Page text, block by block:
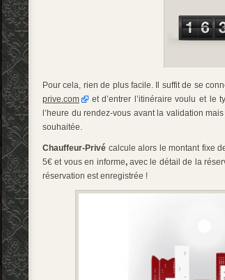
Pour cela, rien de plus facile. Il suffit de se
prive.com
et d’entrer l’itinéraire voulu et le
l’heure du rendez-vous avant la validation
souhaitée.
Chauffeur-Privé calcule alors le montant fixe
5€ et vous en informe,avec le détail de la
réservation est enregistrée !